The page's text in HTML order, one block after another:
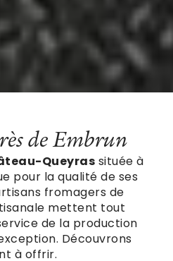
de Embrun
Queyras située à
pour la qualité de ses
fromagers de
mettent tout
de la production
Découvrons
à offrir.